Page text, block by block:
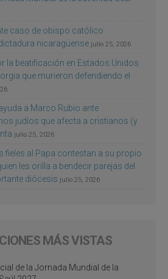
caso de obispo católico
nicaragüense julio 25, 2026
la beatificación en Estados Unidos
que murieron defendiendo el
a Marco Rubio ante
judíos que afecta a cristianos (y
julio 25, 2026
fieles al Papa contestan a su propio
les orilla a bendecir parejas del
diócesis julio 25, 2026
MÁS VISTAS
de la Jornada Mundial de la